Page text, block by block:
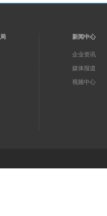
新闻中心
企业资讯
媒体报道
视频中心